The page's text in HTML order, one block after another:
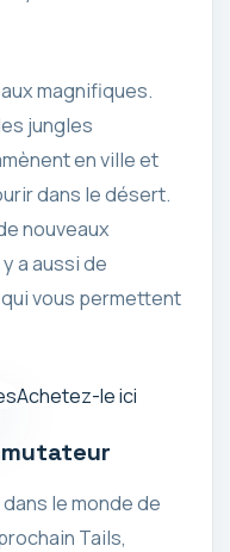
magnifiques.
jungles
en ville et
dans le désert.
nouveaux
a aussi de
vous permettent
Achetez-le ici
le monde de
Tails,